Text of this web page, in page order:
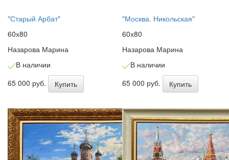
"Старый Арбат"
60х80
Назарова Марина
В наличии
65 000 руб.
Купить
"Москва. Никольская"
60х80
Назарова Марина
В наличии
65 000 руб.
Купить